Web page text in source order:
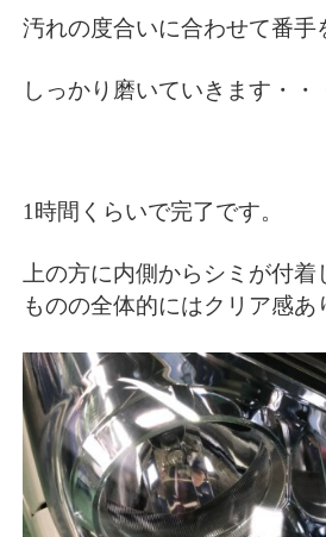
汚れの度合いに合わせて番手
しっかり磨いていきます・・
1時間くらいで完了です。
上の方に内側からシミが付
ものの全体的にはクリア感あ